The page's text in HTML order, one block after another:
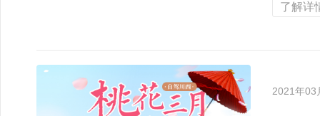
了解详
2021年03